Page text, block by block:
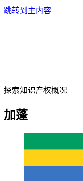
跳转到主内容
探索知识产权概况
加蓬